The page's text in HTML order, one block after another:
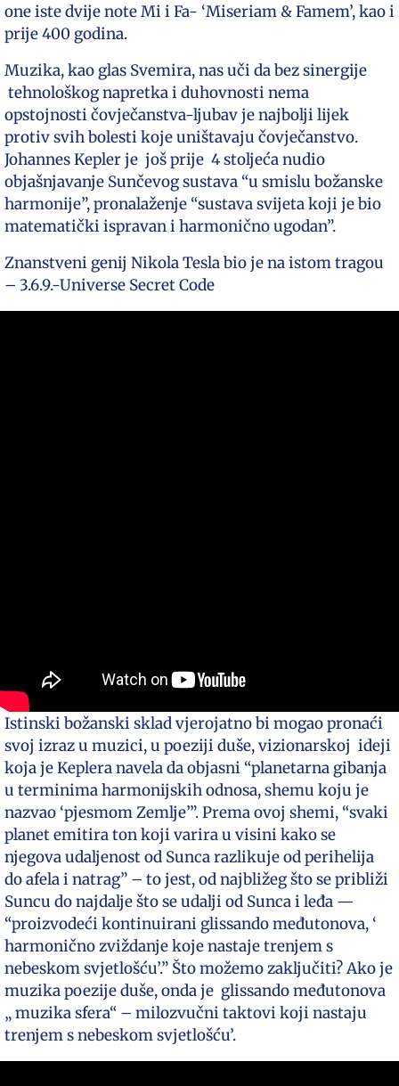
one iste dvije note Mi i Fa- ‘Miseriam & Famem’, kao i
prije 400 godina.
Muzika, kao glas Svemira, nas uči da bez sinergije
tehnološkog napretka i duhovnosti nema
opstojnosti čovječanstva-ljubav je najbolji lijek
protiv svih bolesti koje uništavaju čovječanstvo.
Johannes Kepler je još prije 4 stoljeća nudio
objašnjavanje Sunčevog sustava “u smislu božanske
harmonije”, pronalaženje “sustava svijeta koji je bio
matematički ispravan i harmonično ugodan”.
Znanstveni genij Nikola Tesla bio je na istom tragou
– 3.6.9.-Universe Secret Code
Istinski božanski sklad vjerojatno bi mogao pronaći
svoj izraz u muzici, u poeziji duše, vizionarskoj ideji
koja je Keplera navela da objasni “planetarna gibanja
u terminima harmonijskih odnosa, shemu koju je
nazvao ‘pjesmom Zemlje’”. Prema ovoj shemi, “svaki
planet emitira ton koji varira u visini kako se
njegova udaljenost od Sunca razlikuje od perihelija
do afela i natrag” – to jest, od najbližeg što se približi
Suncu do najdalje što se udalji od Sunca i leđa —
“proizvodeći kontinuirani glissando međutonova, ‘
harmonično zviždanje koje nastaje trenjem s
nebeskom svjetlošću’.” Što možemo zaključiti? Ako je
muzika poezije duše, onda je glissando međutonova
„ muzika sfera“ – milozvučni taktovi koji nastaju
trenjem s nebeskom svjetlošću’.